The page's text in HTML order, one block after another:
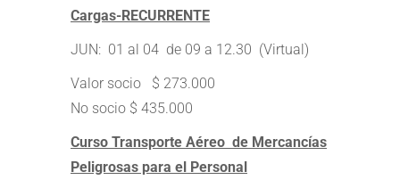
Cargas-RECURRENTE
JUN: 01 al 04 de 09 a 12.30 (Virtual)
Valor socio $ 273.000
No socio $ 435.000
Curso Transporte Aéreo de Mercancías
Peligrosas para el Personal